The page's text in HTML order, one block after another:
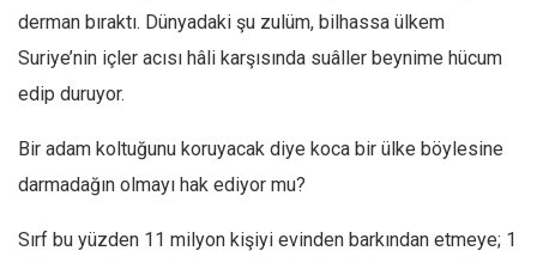
Twitter
Facebook
Instagram
Editörden
derman bıraktı. Dünyadaki şu zulüm, bilhassa ülkem
Suriye’nin içler acısı hâli karşısında suâller beynime hücum
edip duruyor.
Bir adam koltuğunu koruyacak diye koca bir ülke böylesine
darmadağın olmayı hak ediyor mu?
Sırf bu yüzden 11 milyon kişiyi evinden barkından etmeye; 1